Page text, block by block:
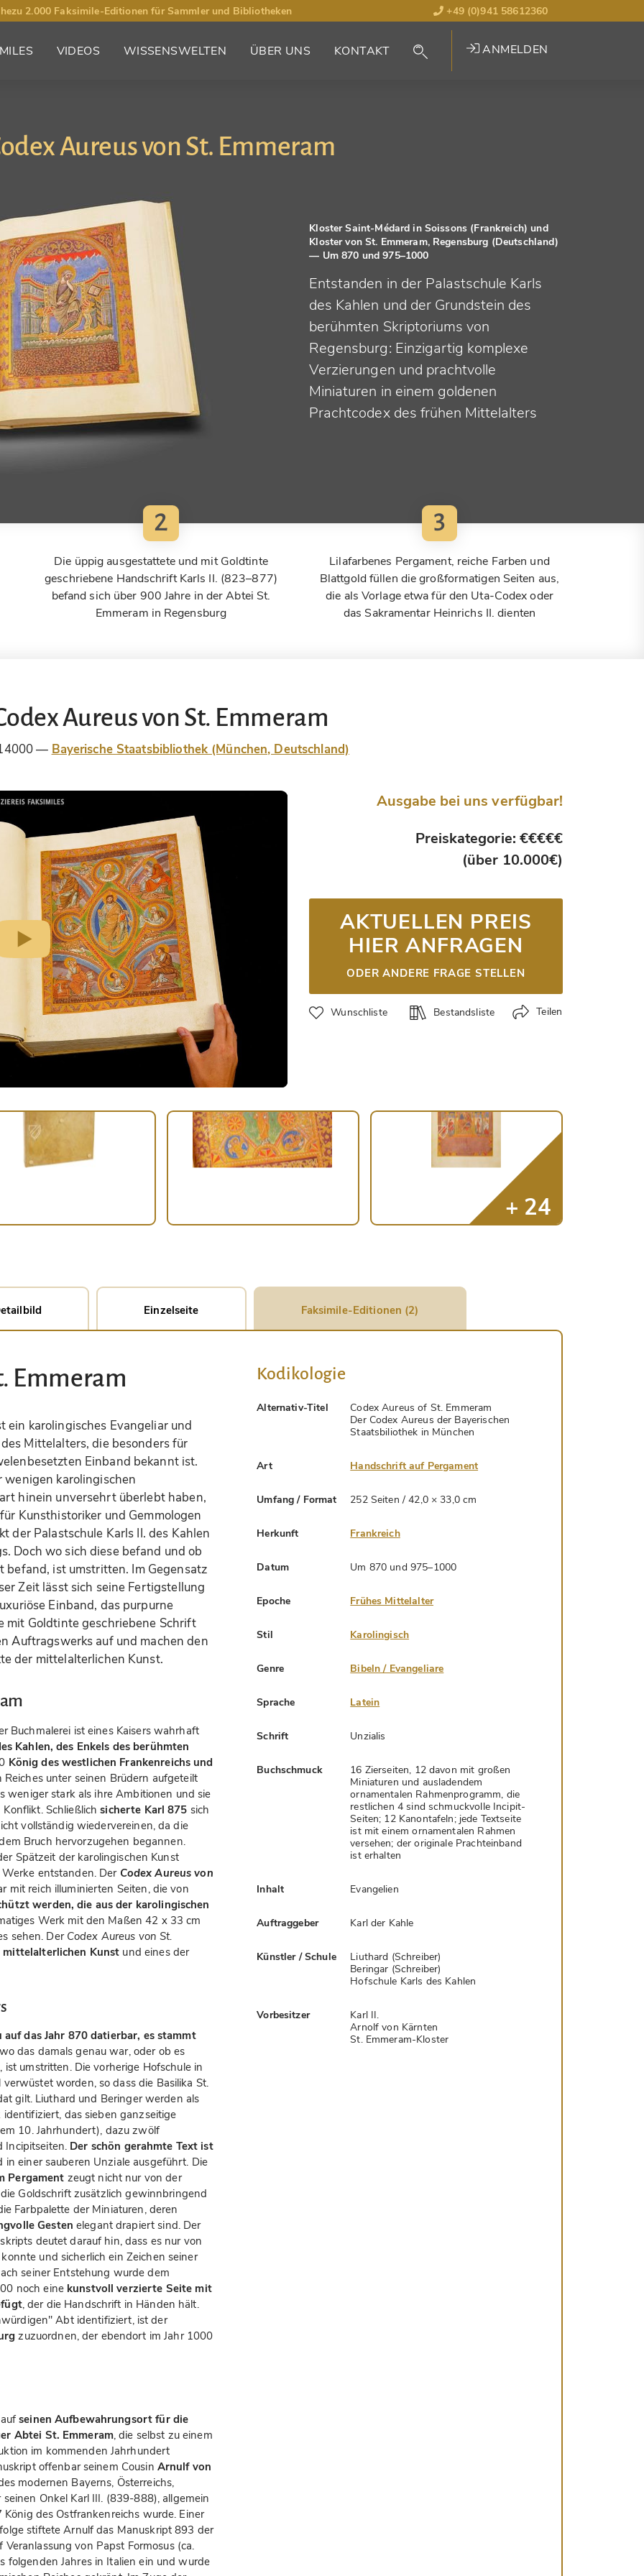
2.000 Faksimile-Editionen für Sammler und Bibliotheken +49 (0)941 58612360
VIDEOS WISSENSWELTEN ÜBER UNS KONTAKT ANMELDEN
Aureus von St. Emmeram
Kloster Saint-Médard in Soissons (Frankreich) und
Kloster von St. Emmeram, Regensburg (Deutschland)
— Um 870 und 975–1000
Entstanden in der Palastschule Karls
des Kahlen und der Grundstein des
berühmten Skriptoriums von
Regensburg: Einzigartig komplexe
Verzierungen und prachtvolle
Miniaturen in einem goldenen
Prachtcodex des frühen Mittelalters
2
Die üppig ausgestattete und mit Goldtinte
geschriebene Handschrift Karls II. (823–877)
befand sich über 900 Jahre in der Abtei St.
Emmeram in Regensburg
3
Lilafarbenes Pergament, reiche Farben und
Blattgold füllen die großformatigen Seiten aus,
die als Vorlage etwa für den Uta-Codex oder
das Sakramentar Heinrichs II. dienten
Aureus von St. Emmeram
Bayerische Staatsbibliothek (München, Deutschland)
Ausgabe bei uns verfügbar!
Preiskategorie: €€€€€
(über 10.000€)
AKTUELLEN PREIS
HIER ANFRAGEN
ODER ANDERE FRAGE STELLEN
Wunschliste Bestandsliste Teilen
Einzelseite Faksimile-Editionen (2)
Emmeram
ein karolingisches Evangeliar und
Mittelalters, die besonders für
Einband bekannt ist.
wenigen karolingischen
hinein unversehrt überlebt haben,
Kunsthistoriker und Gemmologen
der Palastschule Karls II. des Kahlen
Doch wo sich diese befand und ob
befand, ist umstritten. Im Gegensatz
Zeit lässt sich seine Fertigstellung
Einband, das purpurne
mit Goldtinte geschriebene Schrift
Auftragswerks auf und machen den
der mittelalterlichen Kunst.
Buchmalerei ist eines Kaisers wahrhaft
Kahlen, des Enkels des berühmten
König des westlichen Frankenreichs und
unter seinen Brüdern aufgeteilt
weniger stark als ihre Ambitionen und sie
Schließlichsicherte Karl 875 sich
vollständig wiedervereinen, da die
Bruch hervorzugehen begannen.
Spätzeit der karolingischen Kunst
entstanden. Der Codex Aureus von
mit reich illuminierten Seiten, die von
werden, die aus der karolingischen
Werk mit den Maßen 42 x 33 cm
sehen. Der Codex Aureus von St.
Kunst und eines der
auf das Jahr 870 datierbar, es stammt
das damals genau war, oder ob es
umstritten. Die vorherige Hofschule in
worden, so dass die Basilika St.
gilt. Liuthard und Beringer werden als
das sieben ganzseitige
10. Jahrhundert), dazu zwölf
Incipitseiten. Der schön gerahmte Text ist
einer sauberen Unziale ausgeführt. Die
Pergament zeugt nicht nur von der
Goldschrift zusätzlich gewinnbringend
Farbpalette der Miniaturen, deren
Gesten elegant drapiert sind. Der
deutet darauf hin, dass es nur von
und sicherlich ein Zeichen seiner
seiner Entstehung wurde dem
noch eine kunstvoll verzierte Seite mit
, der die Handschrift in Händen hält.
Abt identifiziert, ist der
zuzuordnen, der ebendort im Jahr 1000
aufseinen Aufbewahrungsort für die
Abtei St. Emmeram, die selbst zu einem
im kommenden Jahrhundert
offenbar seinem Cousin Arnulf von
modernen Bayerns, Österreichs,
Onkel Karl III. (839-888), allgemein
des Ostfrankenreichs wurde. Einer
stiftete Arnulf das Manuskript 893 der
von Papst Formosus (ca.
Jahres in Italien ein und wurde
Kodikologie
Alternativ-Titel
Codex Aureus of St. Emmeram
Der Codex Aureus der Bayerischen
Staatsbiliothek in München
Art Handschrift auf Pergament
Umfang / Format 252 Seiten / 42,0 × 33,0 cm
Herkunft Frankreich
Datum Um 870 und 975–1000
Epoche Frühes Mittelalter
Stil Karolingisch
Genre Bibeln / Evangeliare
Sprache Latein
Schrift Unzialis
Buchschmuck
16 Zierseiten, 12 davon mit großen
Miniaturen und ausladendem
ornamentalen Rahmenprogramm, die
restlichen 4 sind schmuckvolle Incipit-
Seiten; 12 Kanontafeln; jede Textseite
ist mit einem ornamentalen Rahmen
versehen; der originale Prachteinband
ist erhalten
Inhalt Evangelien
Auftraggeber Karl der Kahle
Künstler / Schule
Liuthard (Schreiber)
Beringar (Schreiber)
Hofschule Karls des Kahlen
Vorbesitzer
Karl II.
Arnolf von Kärnten
St. Emmeram-Kloster